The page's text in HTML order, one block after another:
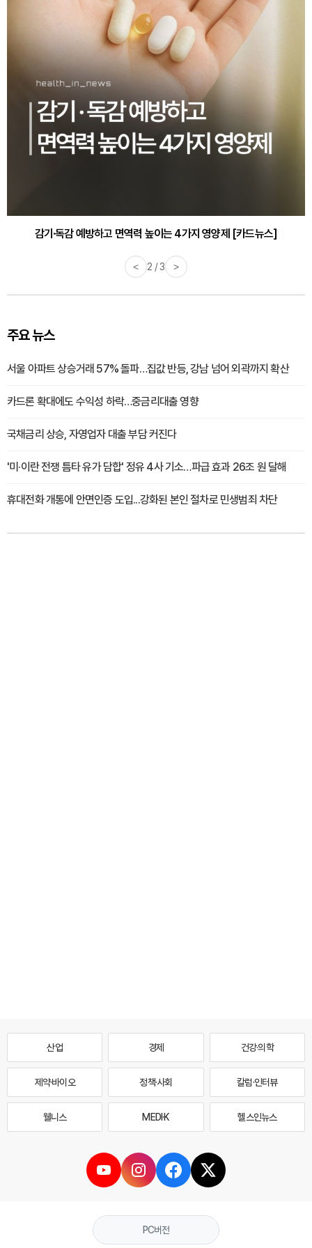
감기·독감 예방하고 면역력 높이는 4가지 영양제 [카드뉴스]
< 3 / 3 >
주요 뉴스
서울 아파트 상승거래 57% 돌파…집값 반등, 강남 넘어 외곽까지 확산
카드론 확대에도 수익성 하락…중금리대출 영향
국채금리 상승, 자영업자 대출 부담 커진다
'미·이란 전쟁 틈타 유가 담합' 정유 4사 기소…파급 효과 26조 원 달해
휴대전화 개통에 안면인증 도입...강화된 본인 절차로 민생범죄 차단
산업 경제 건강·의학
제약·바이오 정책·사회 칼럼·인터뷰
웰니스 MEDI·K 헬스인뉴스
PC버전